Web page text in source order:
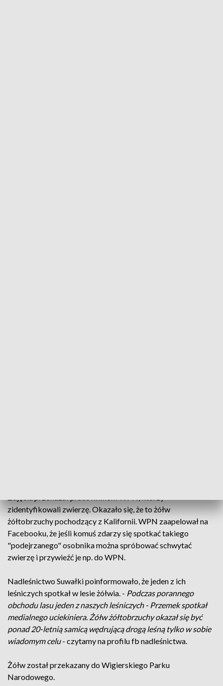
zidentyfikowali zwierzę. Okazało się, że to żółw
żółtobrzuchy pochodzący z Kalifornii. WPN zaapelował na
Facebooku, że jeśli komuś zdarzy się spotkać takiego
"podejrzanego" osobnika można spróbować schwytać
zwierzę i przywieźć je np. do WPN.
Nadleśnictwo Suwałki poinformowało, że jeden z ich
leśniczych spotkał w lesie żółwia. - Podczas porannego
obchodu lasu jeden z naszych leśniczych - Przemek spotkał
medialnego uciekiniera. Żółw żółtobrzuchy okazał się być
ponad 20-letnią samicą wędrującą drogą leśną tylko w sobie
wiadomym celu- czytamy na profilu fb nadleśnictwa.
Żółw został przekazany do Wigierskiego Parku
Narodowego.